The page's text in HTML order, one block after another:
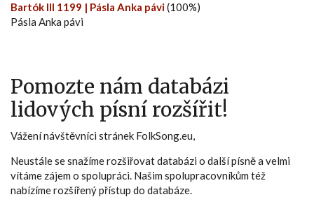
Bartók III 1199 | Pásla Anka pávi(100%)
Pásla Anka pávi
Pomozte nám databázi
lidových písní rozšířit!
Vážení návštěvníci stránek FolkSong.eu,
Neustále se snažíme rozšiřovat databázi o další písně a velmi
vítáme zájem o spolupráci. Našim spolupracovníkům též
nabízíme rozšířený přístup do databáze.